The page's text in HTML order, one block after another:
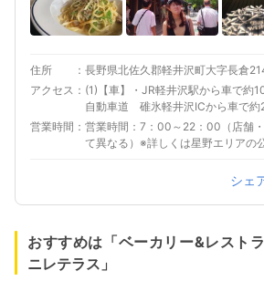
住所
長野県北佐久郡軽井沢町大字長倉
アクセス
(1)【車】・JR軽井沢駅から車で約
自動車道 碓氷軽井沢ICから車で約25分
共交通機関】・JR軽井沢駅の北口
武観光バスの軽井沢営業所/草津温泉
ス停下車 徒歩2分。時刻表、運賃は
スホームページでご確認ください。
道中軽井沢駅（軽井沢駅から1駅約
ージでご確認ください。
営業時間
営業時間：7：00～22：00（店舗
て異なる）※詳しくは星野エリアの
シェ
おすすめは「ベーカリー&レスト
ニレテラス」